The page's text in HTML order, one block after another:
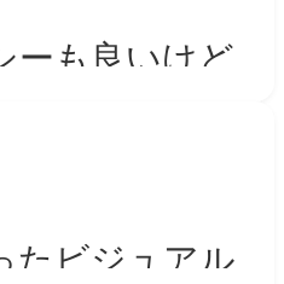
も良いけど、
POLA春節事例
ビジュアル、